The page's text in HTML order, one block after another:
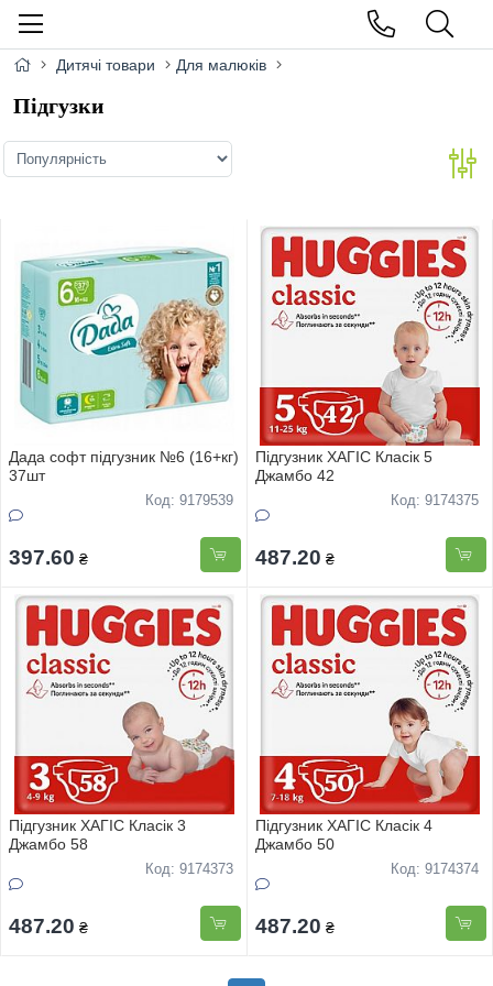
Дитячі товари Для малюків
Підгузки
Дада софт підгузник №6 (16+кг)
37шт
Код: 9179539
397.60 ₴
Підгузник ХАГІС Класік 5
Джамбо 42
Код: 9174375
487.20 ₴
Підгузник ХАГІС Класік 3
Джамбо 58
Код: 9174373
487.20 ₴
Підгузник ХАГІС Класік 4
Джамбо 50
Код: 9174374
487.20 ₴